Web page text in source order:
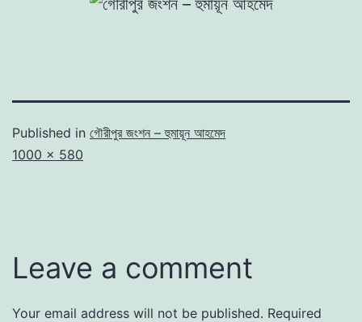
Published in গৌরীপুর জংশন – হুমায়ূন আহমেদ
Full
1000 × 580
Leave a comment
Your email address will not be published. Required